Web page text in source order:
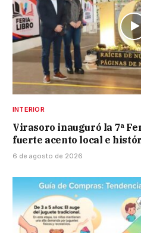
INTERIOR
Virasoro inauguró la 7ª
fuerte acento local e
6 de agosto de 2026